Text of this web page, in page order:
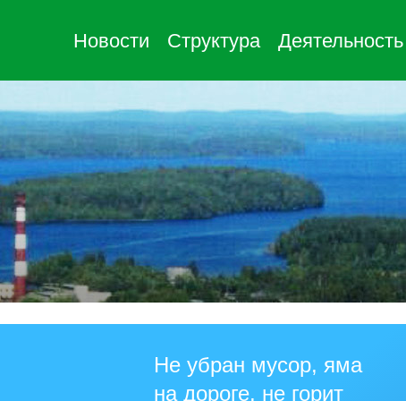
Новости Структура Деятельность
Не убран мусор, яма
на дороге, не горит